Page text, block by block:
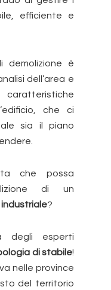
efficiente e
demolizione è
dell’area e
che ci
sia il piano
che possa
di un
?
degli esperti
di stabile!
nelle province
del territorio